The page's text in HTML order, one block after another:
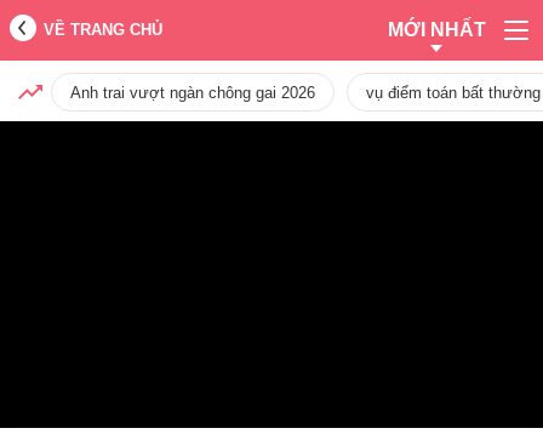
VỀ TRANG CHỦ MỚI NHẤT
Anh trai vượt ngàn chông gai 2026 vụ điểm toán bất